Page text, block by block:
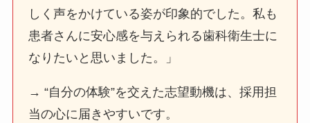
しく声をかけている姿が印象的でした。私も
患者さんに安心感を与えられる歯科衛生士に
なりたいと思いました。」
→ “自分の体験”を交えた志望動機は、採用担
当の心に届きやすいです。